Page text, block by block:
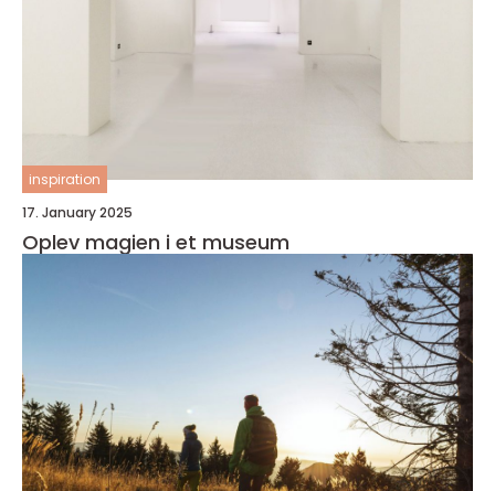
inspiration
17. January 2025
Oplev magien i et museum